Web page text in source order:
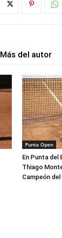
Más del autor
Punta Open
En Punta del
Thiago
Campeón